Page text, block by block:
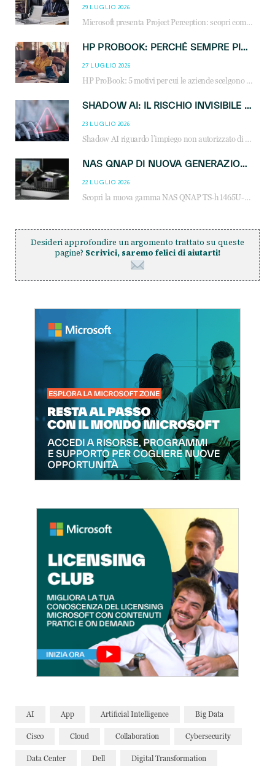
29 LUGLIO 2026
Microsoft presenta Project Perception: scopri come gli agenti AI possono trasformare cybersecurity, SOC e servizi gestiti degli MSP.
HP PROBOOK: PERCHÉ SEMPRE PIÙ AZIENDE SCELGONO NOTEBOOK PROGETTATI PER IL LAVORO MODERNO
27 LUGLIO 2026
HP ProBook: 5 motivi per cui le aziende scelgono i notebook business HP per migliorare produttività, sicurezza e gestione dell’AI.
SHADOW AI: IL RISCHIO INVISIBILE CHE LE AZIENDE POSSONO GOVERNARE
23 LUGLIO 2026
Shadow AI riguardo l’impiego non autorizzato di sistemi AI all’interno dell’azienda. E’ una pratica che si diffonde a partire dai dipendenti fino ai dirigenti e mette a repentaglio la cybersecurity, con costi più elevati per le organizzazioni. Due recenti report illustrano il fenomeno e forniscono dati in merito
NAS QNAP DI NUOVA GENERAZIONE: PIÙ PRESTAZIONI, SCALABILITÀ E PROTEZIONE DEI DATI PER LE INFRASTRUTTURE IT MODERNE
22 LUGLIO 2026
Scopri la nuova gamma NAS QNAP TS-h1465U-RP, TS-h1065eU e TS-h665U: storage aziendale con ZFS, DDR5, E1.S NVMe e connettività 2.5GbE per backup, virtualizzazione e cybersecurity.
Desideri approfondire un argomento trattato su queste
pagine? Scrivici, saremo felici di aiutarti!
AI App Artificial Intelligence Big Data
Cisco Cloud Collaboration Cybersecurity
Data Center Dell Digital Transformation